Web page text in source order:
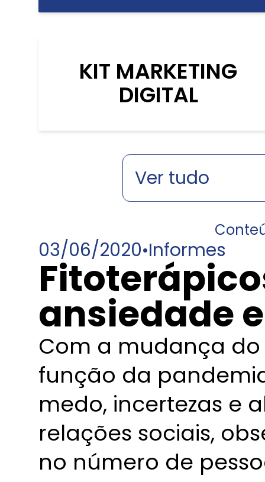
KIT MARKETING
DIGITAL
03/06/2020•Informes
ansiedade
Com a mudança
função da
medo, incertezas e
relações sociais,
no número de